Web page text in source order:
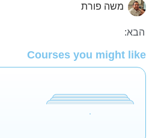
כללי משה פורת
הבא:
Courses you might like